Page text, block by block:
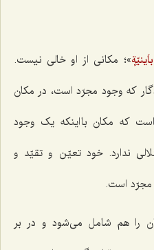
»؛ مکانی از او خالی نیست.
که وجود مجرّد است، در مکان
که مکان با اینکه یک وجود
ندارد. خود تعیّن و تقیّد و
مجرّد است.
را هم شامل می‌شود و در بر